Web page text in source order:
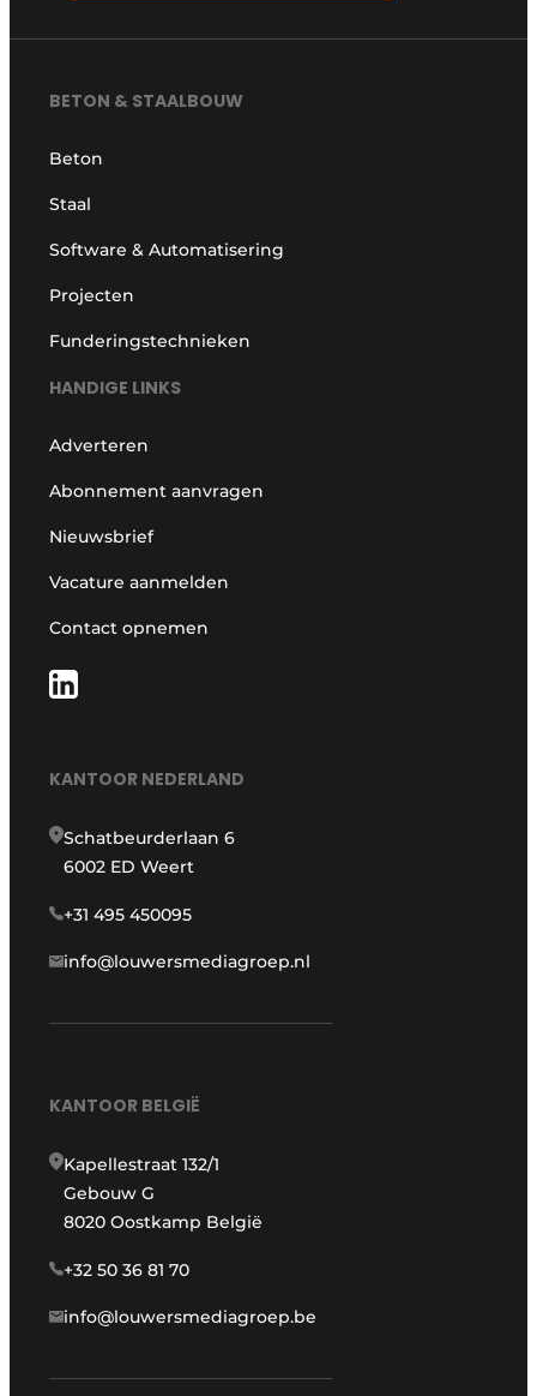
BETON & STAALBOUW
Beton
Staal
Software & Automatisering
Projecten
Funderingstechnieken
HANDIGE LINKS
Adverteren
Abonnement aanvragen
Nieuwsbrief
Vacature aanmelden
Contact opnemen
KANTOOR NEDERLAND
Schatbeurderlaan 6
6002 ED Weert
+31 495 450095
info@louwersmediagroep.nl
KANTOOR BELGIË
Kapellestraat 132/1
Gebouw G
8020 Oostkamp België
+32 50 36 81 70
info@louwersmediagroep.be